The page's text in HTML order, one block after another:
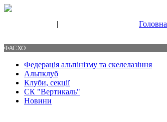
| Головна
ФАСХО
Федерація альпінізму та скелелазіння
Альпклуб
Клуби, секції
СК "Вертикаль"
Новини